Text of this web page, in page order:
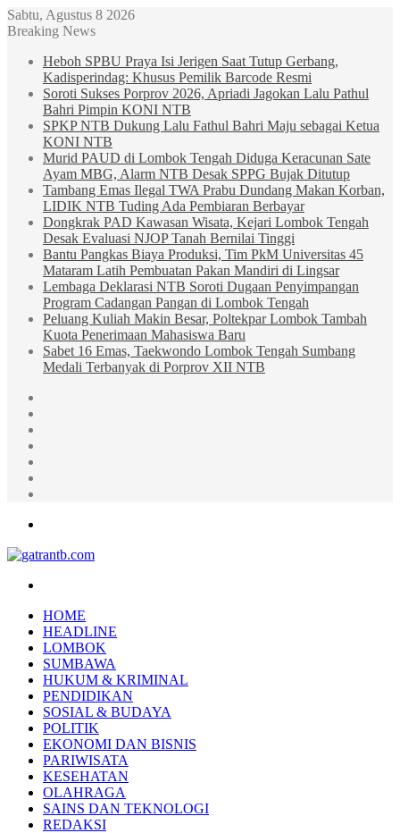
Sabtu, Agustus 8 2026
Breaking News
Heboh SPBU Praya Isi Jerigen Saat Tutup Gerbang,
Kadisperindag: Khusus Pemilik Barcode Resmi
Soroti Sukses Porprov 2026, Apriadi Jagokan Lalu Pathul
Bahri Pimpin KONI NTB
SPKP NTB Dukung Lalu Fathul Bahri Maju sebagai Ketua
KONI NTB
Murid PAUD di Lombok Tengah Diduga Keracunan Sate
Ayam MBG, Alarm NTB Desak SPPG Bujak Ditutup
Tambang Emas Ilegal TWA Prabu Dundang Makan Korban,
LIDIK NTB Tuding Ada Pembiaran Berbayar
Dongkrak PAD Kawasan Wisata, Kejari Lombok Tengah
Desak Evaluasi NJOP Tanah Bernilai Tinggi
Bantu Pangkas Biaya Produksi, Tim PkM Universitas 45
Mataram Latih Pembuatan Pakan Mandiri di Lingsar
Lembaga Deklarasi NTB Soroti Dugaan Penyimpangan
Program Cadangan Pangan di Lombok Tengah
Peluang Kuliah Makin Besar, Poltekpar Lombok Tambah
Kuota Penerimaan Mahasiswa Baru
Sabet 16 Emas, Taekwondo Lombok Tengah Sumbang
Medali Terbanyak di Porprov XII NTB
HOME
HEADLINE
LOMBOK
SUMBAWA
HUKUM & KRIMINAL
PENDIDIKAN
SOSIAL & BUDAYA
POLITIK
EKONOMI DAN BISNIS
PARIWISATA
KESEHATAN
OLAHRAGA
SAINS DAN TEKNOLOGI
REDAKSI